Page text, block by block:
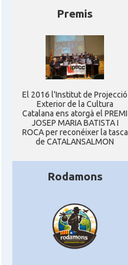
Premis
El 2016 l'Institut de Projecció
Exterior de la Cultura
Catalana ens atorgà el PREMI
JOSEP MARIA BATISTA I
ROCA per reconéixer la tasca
de CATALANSALMON
Rodamons